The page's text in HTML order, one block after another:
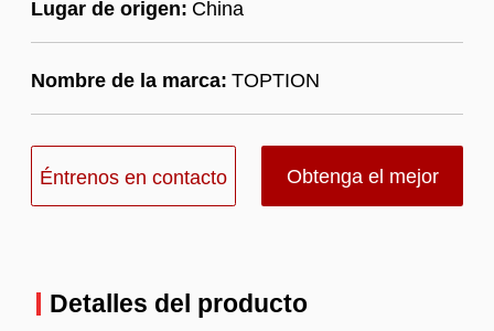
Lugar de origen: China
Nombre de la marca: TOPTION
Éntrenos en contacto Obtenga el mejor
Detalles del producto